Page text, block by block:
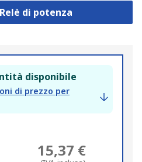
di potenza
disponibile
di prezzo per
15,37 €